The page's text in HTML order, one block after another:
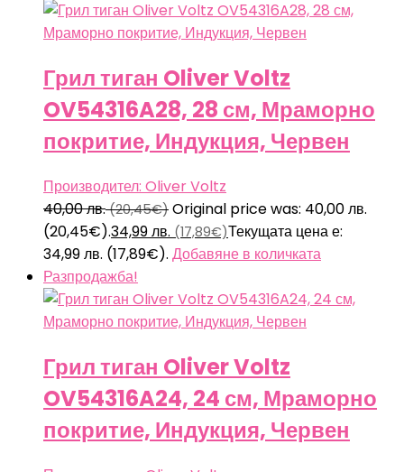
Грил тиган Oliver Voltz
OV54316A28, 28 см, Мраморно
покритие, Индукция, Червен
Производител: Oliver Voltz
40,00лв.(20,45€) Original price was: 40,00 лв.
(20,45€).34,99лв. (17,89€)Текущата цена е:
34,99 лв. (17,89€). Добавяне в количката
Разпродажба!
Грил тиган Oliver Voltz
OV54316A24, 24 см, Мраморно
покритие, Индукция, Червен